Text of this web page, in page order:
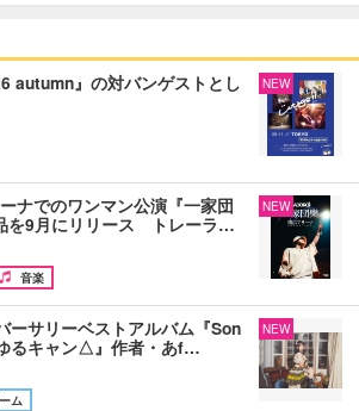
autumn』の対バンゲストとし
NEW
ナでのワンマン公演『一家団
を9月にリリース トレーラ…
音楽
NEW
ーサリーベストアルバム『Son
るキャン△』作者・あf…
ム
NEW